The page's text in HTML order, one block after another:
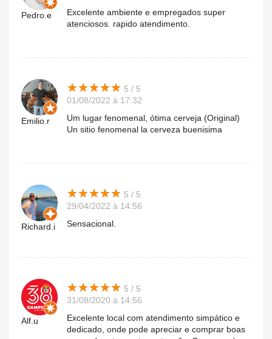
Pedro.e
Excelente ambiente e empregados super
atenciosos. rapido atendimento.
Emilio.r
★★★★★
★★★★★ 5 / 5
01/08/2022 à 17:32
Um lugar fenomenal, ótima cerveja (Original)
Un sitio fenomenal la cerveza buenisima
Richard.i
★★★★★
★★★★★ 5 / 5
29/04/2022 à 14:56
Sensacional.
Alf.u
★★★★★
★★★★★ 5 / 5
31/08/2020 à 14:56
Excelente local com atendimento simpático e
dedicado, onde pode apreciar e comprar boas